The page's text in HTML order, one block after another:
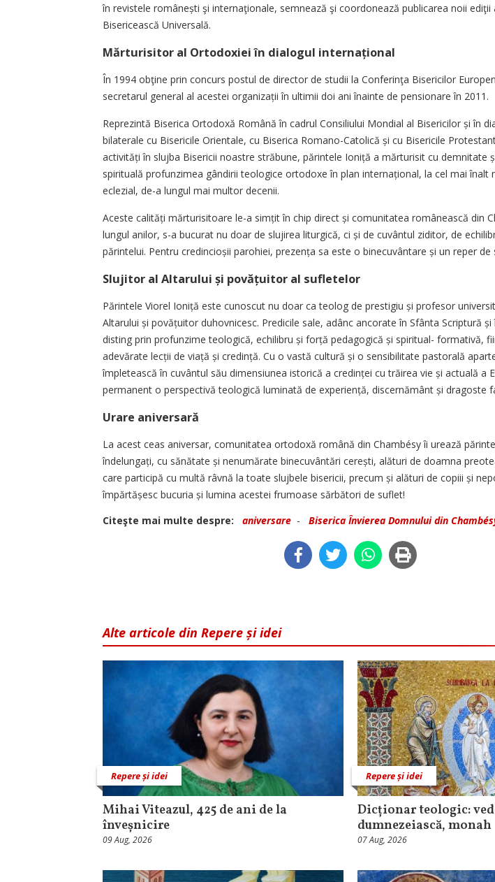
în revistele românești şi internaţionale, semnează şi coordonează publicarea noii ediţii
Bisericească Universală.
Mărturisitor al Ortodoxiei în dialogul internațional
În 1994 obţine prin concurs postul de director de studii la Conferinţa Bisericilor
secretarul general al acestei organizații în ultimii doi ani înainte de pensionare în 2011.
Reprezintă Biserica Ortodoxă Română în cadrul Consiliului Mon­dial al Bisericilor și în
bilaterale cu Bisericile Orientale, cu Biserica Romano-Catolică și cu Bisericile
activități în slujba Bisericii noastre străbune, părintele Ioniță a mărturisit cu demnitate
spirituală profunzimea gândirii teologice ortodoxe în plan interna­țional, la cel mai înalt
eclezial, de-a lungul mai multor decenii.
Aceste calități mărturisitoare le-a simțit în chip direct și comunitatea românească din
lungul anilor, s-a bucurat nu doar de slujirea liturgică, ci și de cuvântul ziditor, de
părintelui. Pentru credincioșii parohiei, prezența sa este o binecuvântare și un reper
Slujitor al Altarului și povățuitor al sufletelor
Părintele Viorel Ioniță este cunoscut nu doar ca teolog de prestigiu și profesor
Altarului și povă­țui­tor duhovnicesc. Predicile sale, adânc ancorate în Sfânta Scriptură
disting prin profunzime teologică, echilibru și forță pedagogică și spiritual- formativă,
adevărate lecții de viață și credință. Cu o vastă cultură și o sensibilitate pastorală
împletească în cuvântul său dimensiunea istorică a cre­dinței cu trăirea vie și actuală a
permanent o perspectivă teologică luminată de experiență, discernământ și dragoste
Urare aniversară
La acest ceas aniversar, comunitatea ortodoxă română din Chambésy îi urează
îndelungați, cu sănătate și nenumărate binecuvântări cerești, alături de doamna
care participă cu multă râvnă la toate slujbele bisericii, precum și alături de copiii și
împărtășesc bucuria și lumina acestei frumoase sărbători de suflet!
Citeşte mai multe despre:
aniversare - Biserica Învierea Domnului din
Alte articole din Repere și idei
Repere și idei
Mihai Viteazul, 425 de ani de la
înveșnicire
09 Aug, 2026
Repere și idei
Dicționar teologic:
dumnezeiască, monah
07 Aug, 2026